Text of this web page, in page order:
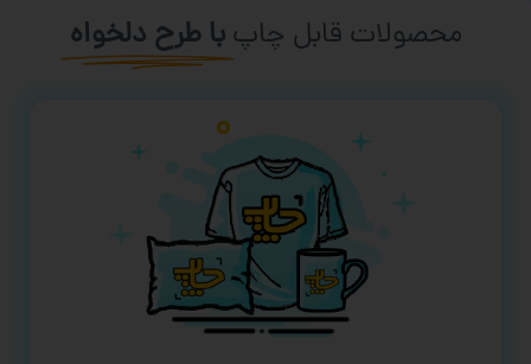
محصولات قابل چاپ با طرح دلخواه